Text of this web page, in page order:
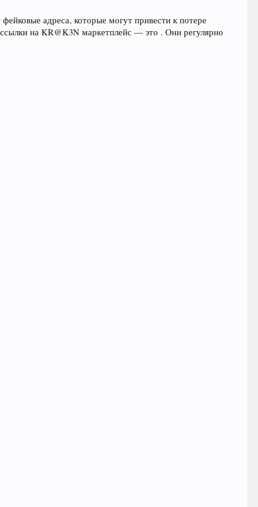
адреса, которые могут привести к потере
на KR@K3N маркетплейс — это . Они регулярно